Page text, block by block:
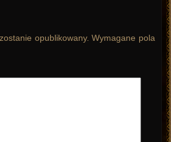
opublikowany. Wymagane pola